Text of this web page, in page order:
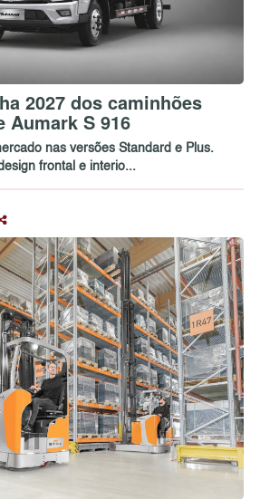
2027 dos caminhões
Aumark S 916
nas versões Standard e Plus.
frontal e interio...